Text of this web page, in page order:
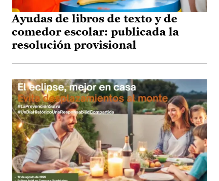
Ayudas de libros de texto y de
comedor escolar: publicada la
resolución provisional